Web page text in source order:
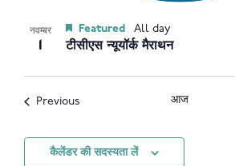
नवम्बर
1 टीसीएस न्यूयॉर्क मैराथन
Featured All day
Previous आज
कैलेंडर की सदस्यता लें